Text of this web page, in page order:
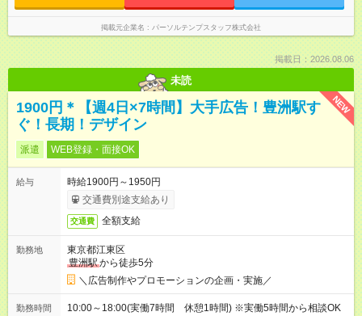
掲載元企業名 パーソルテンプスタッフ株式会社
掲載日：2026.08.06
未読
NEW
1900円＊【週4日×7時間】大手広告！豊洲駅す
ぐ！長期！デザイン
派遣 WEB登録・面接OK
給与
時給1900円～1950円
交通費別途支給あり
交通費 全額支給
勤務地
東京都江東区
豊洲駅から徒歩5分
＼広告制作やプロモーションの企画・実施／
勤務時間 10:00～18:00(実働7時間 休憩1時間) ※実働5時間から相談OK